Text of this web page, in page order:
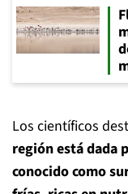
Los científicos
región está dada
conocido como